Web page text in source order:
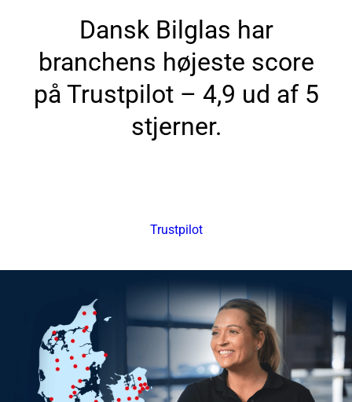
Dansk Bilglas har
branchens højeste score
på Trustpilot – 4,9 ud af 5
stjerner.
Trustpilot